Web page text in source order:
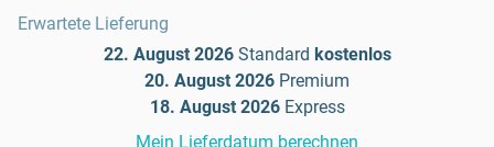
Erwartete Lieferung
22. August 2026 Standard kostenlos
20. August 2026 Premium
18. August 2026 Express
Mein Lieferdatum berechnen